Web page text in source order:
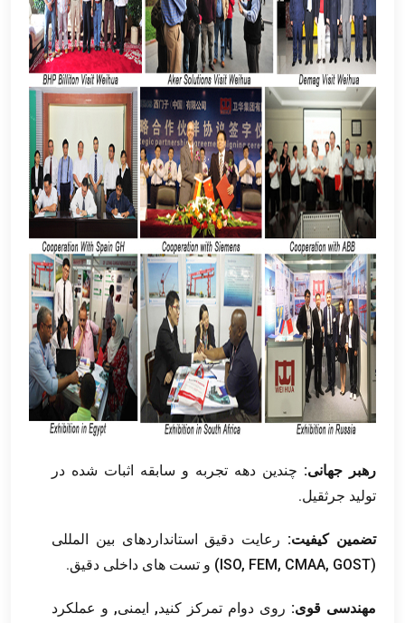
رهبر جهانی: چندین دهه تجربه و سابقه اثبات شده در
تولید جرثقیل.
تضمین کیفیت: رعایت دقیق استانداردهای بین المللی
(ISO, FEM, CMAA, GOST) و تست های داخلی دقیق.
مهندسی قوی: روی دوام تمرکز کنید, ایمنی, و عملکرد